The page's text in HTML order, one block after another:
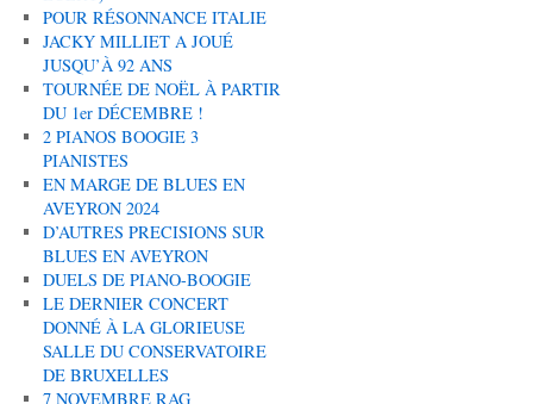
POUR RÉSONNANCE ITALIE
JACKY MILLIET A JOUÉ
JUSQU’À 92 ANS
TOURNÉE DE NOËL À PARTIR
DU 1er DÉCEMBRE !
2 PIANOS BOOGIE 3
PIANISTES
EN MARGE DE BLUES EN
AVEYRON 2024
D’AUTRES PRECISIONS SUR
BLUES EN AVEYRON
DUELS DE PIANO-BOOGIE
LE DERNIER CONCERT
DONNÉ À LA GLORIEUSE
SALLE DU CONSERVATOIRE
DE BRUXELLES
7 NOVEMBRE RAG